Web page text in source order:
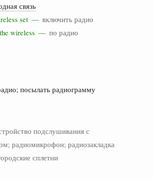
связь
set — включить радио
wireless — по радио
посылать радиограмму
подслушивания с
радиомикрофон; радиозакладка
сплетни